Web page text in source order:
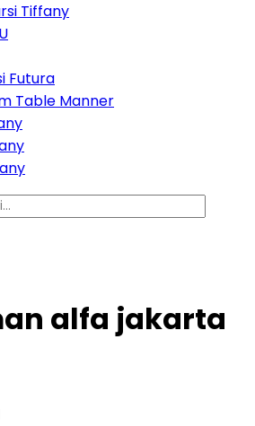
Tiffany
Futura
Table Manner
alfa jakarta